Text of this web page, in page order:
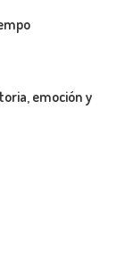
emoción y